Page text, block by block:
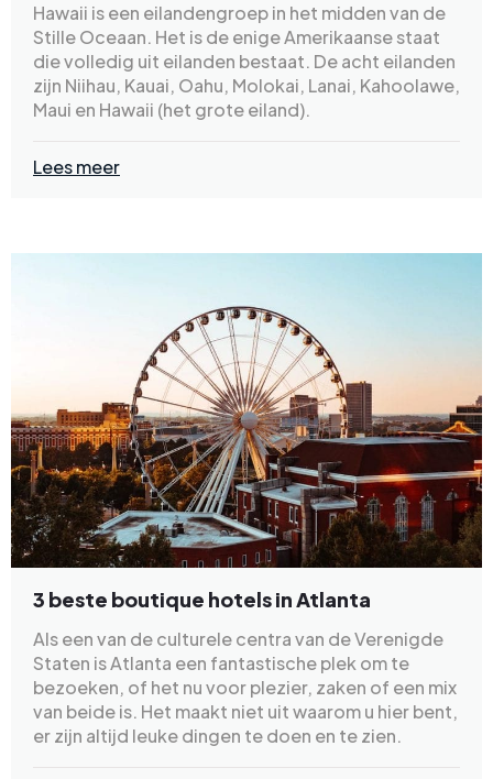
Hawaii is een eilandengroep in het midden van de
Stille Oceaan. Het is de enige Amerikaanse staat
die volledig uit eilanden bestaat. De acht eilanden
zijn Niihau, Kauai, Oahu, Molokai, Lanai, Kahoolawe,
Maui en Hawaii (het grote eiland).
Lees meer
3 beste boutique hotels in Atlanta
Als een van de culturele centra van de Verenigde
Staten is Atlanta een fantastische plek om te
bezoeken, of het nu voor plezier, zaken of een mix
van beide is. Het maakt niet uit waarom u hier bent,
er zijn altijd leuke dingen te doen en te zien.